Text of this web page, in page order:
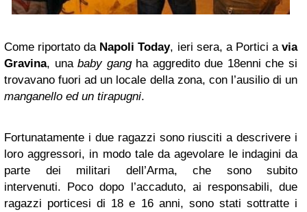
Come riportato da Napoli Today, ieri sera, a Portici avia
Gravina, unababy gangha aggredito due 18enni che si
trovavano fuori ad un locale della zona, con l’ausilio di un
manganello ed un tirapugni.
Fortunatamente i due ragazzi sono riusciti a descrivere i
loro aggressori, in modo tale da agevolare le indagini da
parte dei militari dell’Arma, che sono subito
intervenuti. Poco dopo l’accaduto, ai responsabili, due
ragazzi porticesi di 18 e 16 anni, sono stati sottratte i